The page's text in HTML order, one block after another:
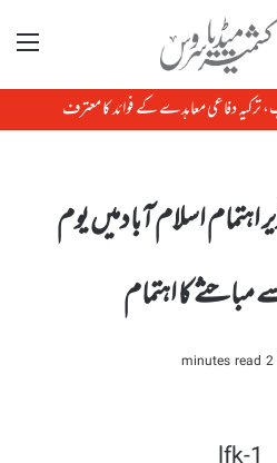
مینو
ترکیہ دفاعی معاہدے کے فوائد کا معترف
اسلام آبادمیں یوم
کا اہتمام